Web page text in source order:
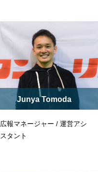
Junya Tomoda
広報マネージャー / 運営アシ
スタント